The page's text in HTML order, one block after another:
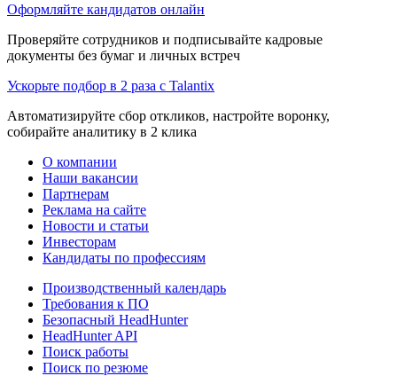
Оформляйте кандидатов онлайн
Проверяйте сотрудников и подписывайте кадровые
документы без бумаг и личных встреч
Ускорьте подбор в 2 раза с Talantix
Автоматизируйте сбор откликов, настройте воронку,
собирайте аналитику в 2 клика
О компании
Наши вакансии
Партнерам
Реклама на сайте
Новости и статьи
Инвесторам
Кандидаты по профессиям
Производственный календарь
Требования к ПО
Безопасный HeadHunter
HeadHunter API
Поиск работы
Поиск по резюме